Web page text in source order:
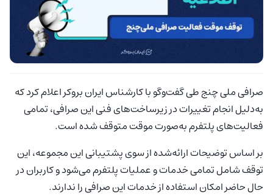
صرافی ملی چنج طی گفت‌وگو با کارشناس ایران بروکر اعلام کرد که
به‌دلیل انجام تغییرات در زیرساخت‌های فنی این صرافی، تمامی
فعالیت‌های پلتفرم به‌صورت موقت متوقف شده است.
بر اساس توضیحات ارائه‌شده از سوی پشتیبانی این مجموعه، این
توقف شامل تمامی خدمات و عملیات پلتفرم می‌شود و کاربران در
حال حاضر امکان استفاده از خدمات این صرافی را ندارند.